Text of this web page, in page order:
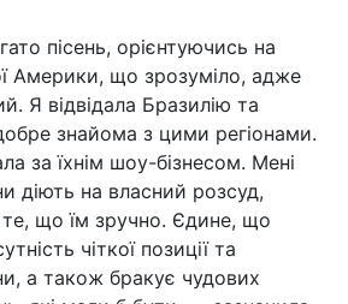
пісень, орієнтуючись на
Америки, що зрозуміло, адже
Я відвідала Бразилію та
знайома з цими регіонами.
за їхнім шоу-бізнесом. Мені
діють на власний розсуд,
те, що їм зручно. Єдине, що
чіткої позиції та
а також бракує чудових